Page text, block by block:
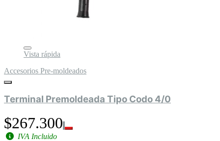
Vista rápida
Accesorios Pre-moldeados
Terminal Premoldeada Tipo Codo 4/0
$267.300
IVA Incluido